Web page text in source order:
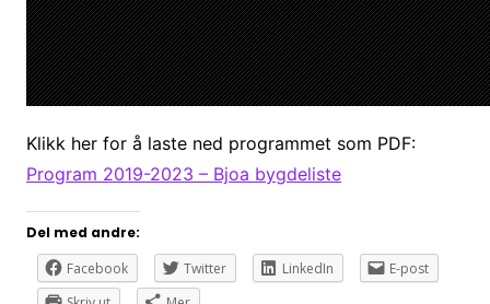
Klikk her for å laste ned programmet som PDF:
Program 2019-2023 – Bjoa bygdeliste
Del med andre:
Facebook
Twitter LinkedIn
E-post